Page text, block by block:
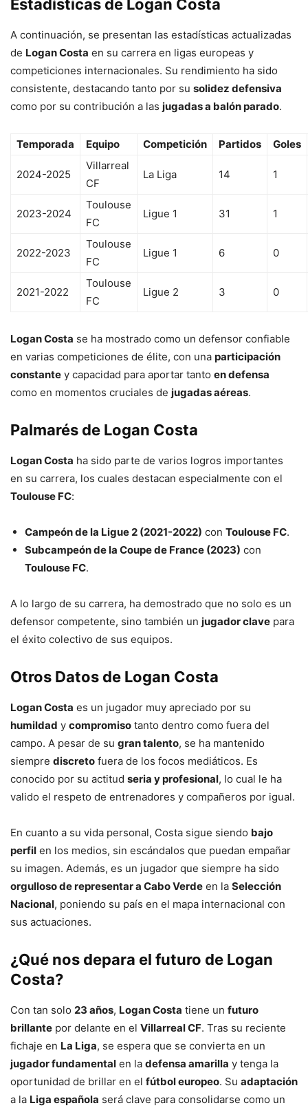
Estadísticas de Logan Costa
A continuación, se presentan las estadísticas actualizadas
de Logan Costa en su carrera en ligas europeas y
competiciones internacionales. Su rendimiento ha sido
consistente, destacando tanto por su solidez defensiva
como por su contribución a las jugadas a balón parado.
Temporada Equipo Competición Partidos Goles
2024-2025
Villarreal
CF
La Liga 14 1
2023-2024
Toulouse
FC
Ligue 1 31 1
2022-2023
Toulouse
FC
Ligue 1 6 0
2021-2022
Toulouse
FC
Ligue 2 3 0
Logan Costa se ha mostrado como un defensor confiable
en varias competiciones de élite, con una participación
constante y capacidad para aportar tanto en defensa
como en momentos cruciales de jugadas aéreas.
Palmarés de Logan Costa
Logan Costa ha sido parte de varios logros importantes
en su carrera, los cuales destacan especialmente con el
Toulouse FC:
Campeón de la Ligue 2 (2021-2022) con Toulouse FC.
Subcampeón de la Coupe de France (2023) con
Toulouse FC.
A lo largo de su carrera, ha demostrado que no solo es un
defensor competente, sino también un jugador clave para
el éxito colectivo de sus equipos.
Otros Datos de Logan Costa
Logan Costa es un jugador muy apreciado por su
humildad y compromiso tanto dentro como fuera del
campo. A pesar de su gran talento, se ha mantenido
siempre discreto fuera de los focos mediáticos. Es
conocido por su actitud seria y profesional, lo cual le ha
valido el respeto de entrenadores y compañeros por igual.
En cuanto a su vida personal, Costa sigue siendo bajo
perfil en los medios, sin escándalos que puedan empañar
su imagen. Además, es un jugador que siempre ha sido
orgulloso de representar a Cabo Verde en la Selección
Nacional, poniendo su país en el mapa internacional con
sus actuaciones.
¿Qué nos depara el futuro de Logan
Costa?
Con tan solo 23 años, Logan Costa tiene un futuro
brillante por delante en el Villarreal CF. Tras su reciente
fichaje en La Liga, se espera que se convierta en un
jugador fundamental en la defensa amarilla y tenga la
oportunidad de brillar en el fútbol europeo. Su adaptación
a la Liga española será clave para consolidarse como un